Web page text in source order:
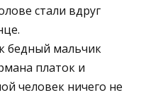
стали вдруг
бедный мальчик
платок и
человек ничего не